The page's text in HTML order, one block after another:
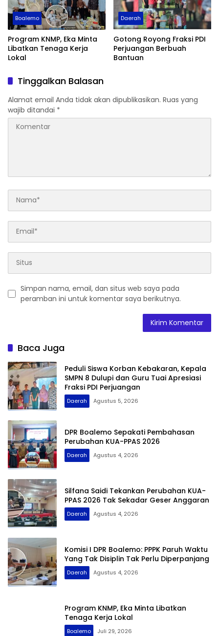
Boalemo
Program KNMP, Eka Minta
Libatkan Tenaga Kerja
Lokal
Daerah
Gotong Royong Fraksi PDI
Perjuangan Berbuah
Bantuan
Tinggalkan Balasan
Alamat email Anda tidak akan dipublikasikan. Ruas yang
wajib ditandai *
Simpan nama, email, dan situs web saya pada
peramban ini untuk komentar saya berikutnya.
Baca Juga
Peduli Siswa Korban Kebakaran, Kepala
SMPN 8 Dulupi dan Guru Tuai Apresiasi
Fraksi PDI Perjuangan
Daerah Agustus 5, 2026
DPR Boalemo Sepakati Pembahasan
Perubahan KUA-PPAS 2026
Daerah Agustus 4, 2026
Silfana Saidi Tekankan Perubahan KUA-
PPAS 2026 Tak Sekadar Geser Anggaran
Daerah Agustus 4, 2026
Komisi I DPR Boalemo: PPPK Paruh Waktu
Yang Tak Disiplin Tak Perlu Diperpanjang
Daerah Agustus 4, 2026
Program KNMP, Eka Minta Libatkan
Tenaga Kerja Lokal
Boalemo Juli 29, 2026